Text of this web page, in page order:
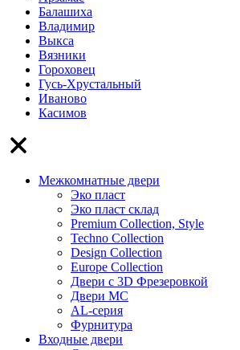
Балашиха
Владимир
Выкса
Вязники
Гороховец
Гусь-Хрустальный
Иваново
Касимов
Межкомнатные двери
Эко пласт
Эко пласт склад
Premium Collection, Style
Techno Collection
Design Collection
Europe Collection
Двери с 3D Фрезеровкой
Двери МС
AL-серия
Фурнитура
Входные двери